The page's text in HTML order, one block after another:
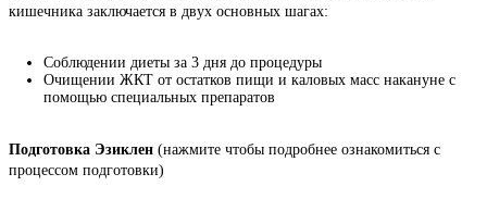
кишечника заключается в двух основных шагах:
Соблюдении диеты за 3 дня до процедуры
Очищении ЖКТ от остатков пищи и каловых масс накануне с
помощью специальных препаратов
Подготовка Эзиклен (нажмите чтобы подробнее ознакомиться с
процессом подготовки)